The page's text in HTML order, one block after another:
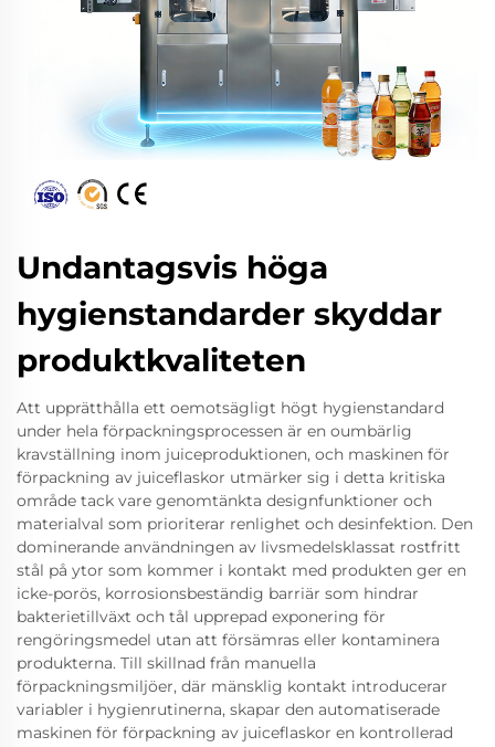
Undantagsvis höga
hygienstandarder skyddar
produktkvaliteten
Att upprätthålla ett oemotsägligt högt hygienstandard
under hela förpackningsprocessen är en oumbärlig
kravställning inom juiceproduktionen, och maskinen för
förpackning av juiceflaskor utmärker sig i detta kritiska
område tack vare genomtänkta designfunktioner och
materialval som prioriterar renlighet och desinfektion. Den
dominerande användningen av livsmedelsklassat rostfritt
stål på ytor som kommer i kontakt med produkten ger en
icke-porös, korrosionsbeständig barriär som hindrar
bakterietillväxt och tål upprepad exponering för
rengöringsmedel utan att försämras eller kontaminera
produkterna. Till skillnad från manuella
förpackningsmiljöer, där mänsklig kontakt introducerar
variabler i hygienrutinerna, skapar den automatiserade
maskinen för förpackning av juiceflaskor en kontrollerad